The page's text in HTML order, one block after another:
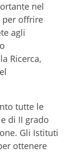
nel
per offrire
agli
Ricerca,
tutte le
di II grado
Gli Istituti
ottenere